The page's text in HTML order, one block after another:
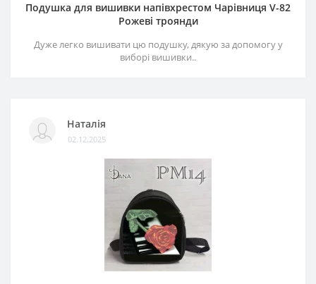
Подушка для вишивки напівхрестом Чарівниця V-82
Рожеві троянди
Дуже легко вишивати цю подушку, дякую за допомогу у
виборі вишивки..
Наталія
02.12.2025